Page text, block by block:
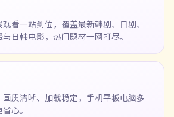
看一站到位，覆盖最新韩剧、日剧、
日韩电影，热门题材一网打尽。
质清晰、加载稳定，手机平板电脑多
心。